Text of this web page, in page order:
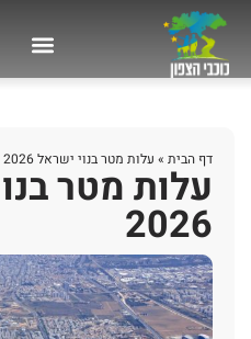
דף הבית » עלות מטר בנוי ישראל 2026
עלות מטר
2026